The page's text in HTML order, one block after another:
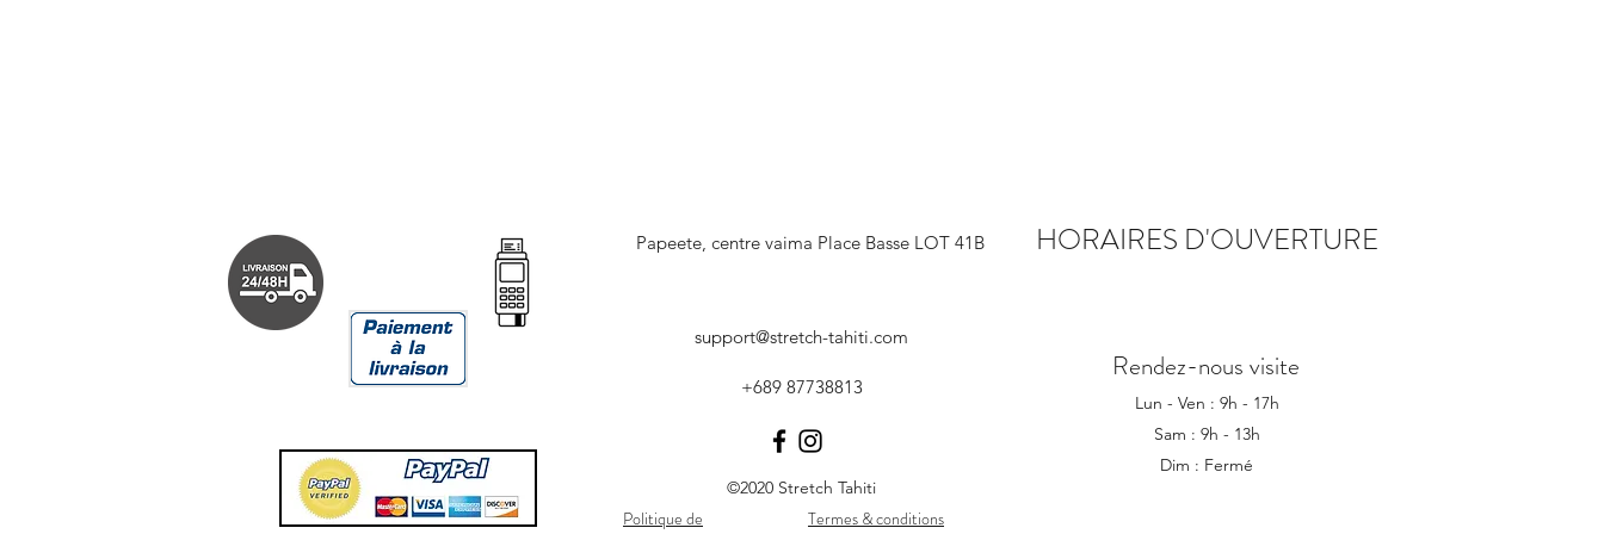
Papeete, centre vaima Place Basse LOT 41B HORAIRES D'OUVERTURE
support@stretch-tahiti.com
+689 87738813
©2020 Stretch Tahiti
Politique de
Termes & conditions
Rendez-nous visite
Lun - Ven : 9h - 17h
Sam : 9h - 13h
Dim : Fermé